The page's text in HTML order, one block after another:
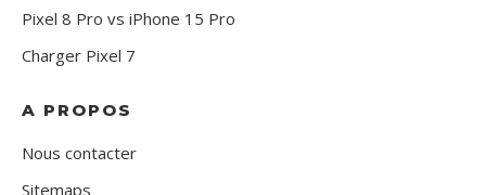
Pixel 8 Pro vs iPhone 15 Pro
Charger Pixel 7
A PROPOS
Nous contacter
Sitemaps